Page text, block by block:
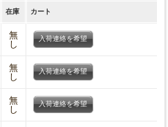
在庫 カート
無
し
入荷連絡を希望
無
し
入荷連絡を希望
無
し
入荷連絡を希望